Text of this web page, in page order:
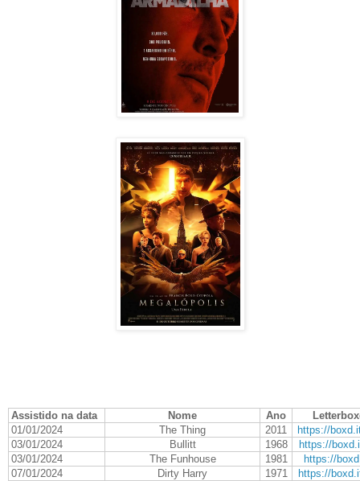
Assistido na data Nome Ano
01/01/2024
The Thing 2011
https://
03/01/2024
Bullitt 1968
https://
03/01/2024
The Funhouse 1981
https://
07/01/2024
Dirty Harry 1971 https://